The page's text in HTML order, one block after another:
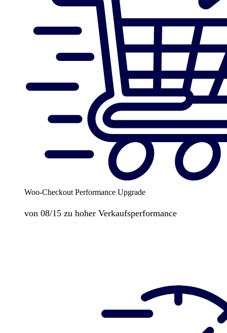
Woo-Checkout Performance Upgrade
von 08/15 zu hoher Verkaufsperformance